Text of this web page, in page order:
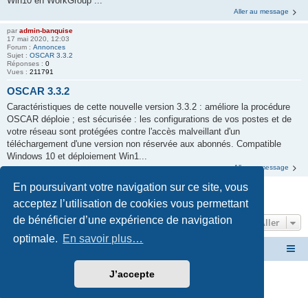
En poursuivant votre navigation sur ce site, vous
acceptez l’utilisation de cookies vous permettant
de bénéficier d’une expérience de navigation
optimale. En savoir plus…
J’accepte
Aller au message
par admin-banquise
17 mai 2020, 12:03
Forum : Annonces
Sujet : OSCAR 3.3.2
Réponses : 0
Vues : 211791
OSCAR 3.3.2
Caractéristiques de cette nouvelle version 3.3.2 : améliore la procédure
OSCAR déploie ; est sécurisée : les configurations de vos postes et de
votre réseau sont protégées contre l'accès malveillant d'un
téléchargement d'une version non réservée aux abonnés. Compatible
Windows 10 et déploiement Win1...
Aller au message
La recherche a retourné 14 résultats • Page1 sur1
Aller
phpBB® Forum Software © phpBB Limited
©Miles Cellar